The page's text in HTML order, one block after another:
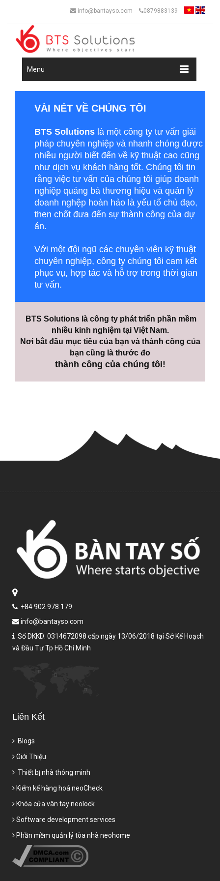
info@bantayso.com 0879883139
Menu
VÀI NÉT VỀ CHÚNG TÔI
BTS Solutions là một công ty tư vấn giải
pháp chuyên nghiệp và nhanh chóng được
nhiều người biết đến về kỹ thuật cao cũng
như dịch vụ khách hàng tốt. Chúng tôi tin
rằng việc tư vấn của chúng tôi giúp doanh
nghiệp quảng bá thương hiệu và quản lý
doanh nghệp hoàn hảo là yếu tố chủ đạo,
then chốt đưa đến sự thành công của dự
án.
Với một đội ngũ các chuyên viên kỹ thuật
chuyên nghiệp, công ty chúng tôi cam kết
phục vụ, hợp tác và hỗ trợ trong thời gian
tư vấn.
BTS Solutions là công ty phát triển phần mềm
nhiều kinh nghiệm tại Việt Nam.
Nơi bắt đầu mục tiêu của bạn và thành công của
bạn cũng là thước đo
thành công của chúng tôi!
+84 902 978 179
info@bantayso.com
Số DKKD: 0314672098 cấp ngày 13/06/2018 tại Sở Kế Hoạch
và Đầu Tư Tp Hồ Chí Minh
Liên Kết
Blogs
Giới Thiệu
Thiết bị nhà thông minh
Kiểm kể hàng hoá neoCheck
Khóa cửa vân tay neolock
Software development services
Phần mềm quản lý tòa nhà neohome